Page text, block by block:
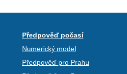
Předpověď počasí
Numerický model
Předpověď pro Prahu